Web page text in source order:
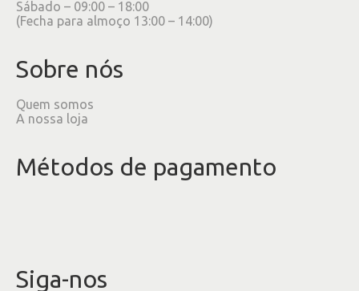
Sábado – 09:00 – 18:00
(Fecha para almoço 13:00 – 14:00)
Sobre nós
Quem somos
A nossa loja
Métodos de pagamento
Siga-nos